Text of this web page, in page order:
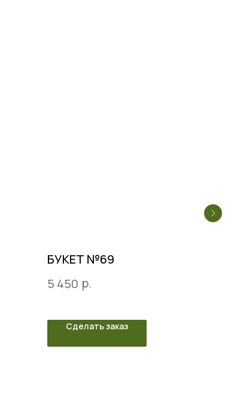
БУКЕТ №69
5 450 р.
Сделать заказ